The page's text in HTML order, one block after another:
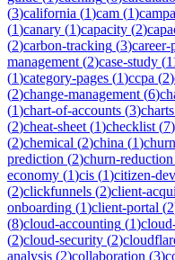
(3)california (1)cam (1)
(1)canary (1)capacity (2)
(2)carbon-tracking (3)career-
management (2)case-study (
(1)category-pages (1)ccpa (2)
(2)change-management (6)
(1)chart-of-accounts (3)charts
(2)cheat-sheet (1)checklist (7)
(2)chemical (2)china (1)churn
prediction (2)churn-reduction
economy (1)cis (1)citizen-
(2)clickfunnels (2)client-
onboarding (1)client-portal (2
(8)cloud-accounting (1)
(2)cloud-security (2)
analysis (2)collaboration (3)